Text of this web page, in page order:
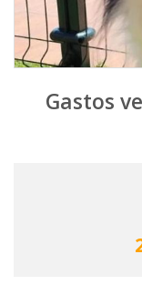
Gastos